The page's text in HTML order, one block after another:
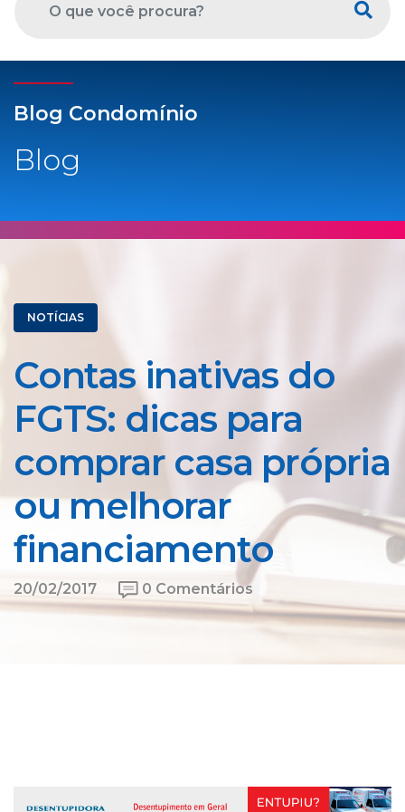
Blog Condomínio
Blog
NOTÍCIAS
Contas inativas do
FGTS: dicas para
comprar casa própria
ou melhorar
financiamento
20/02/2017 0 Comentários